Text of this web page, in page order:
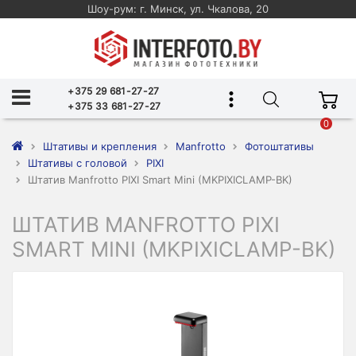
Шоу-рум: г. Минск, ул. Чкалова, 20
+375 29 681-27-27
+375 33 681-27-27
0
Штативы и крепления Manfrotto
Фотоштативы
Штативы с головой
PIXI
Штатив Manfrotto PIXI Smart Mini (MKPIXICLAMP-BK)
ШТАТИВ MANFROTTO PIXI
SMART MINI (MKPIXICLAMP-BK)